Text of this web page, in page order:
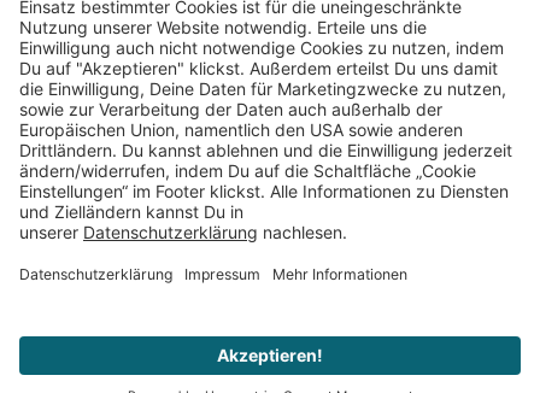
Mitglied im:
Impressum AGB Widerrufsbelehrung
Vertrag widerrufen